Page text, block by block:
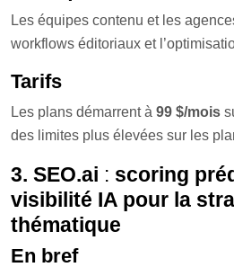
Les équipes contenu et les
workflows éditoriaux et
Tarifs
Les plans démarrent à 99 $/mois
des limites plus élevées sur les
3. SEO.ai : scoring
visibilité IA pour la
thématique
En bref